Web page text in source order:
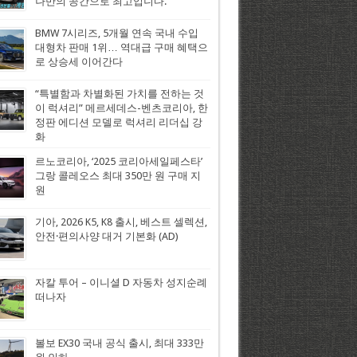
BMW 7시리즈, 5개월 연속 국내 수입
대형차 판매 1위… 역대급 구매 혜택으
로 상승세 이어간다
“특별함과 차별화된 가치를 전하는 것
이 럭셔리” 메르세데스-벤츠코리아, 한
정판 에디션 모델로 럭셔리 리더십 강
화
르노코리아, ‘2025 코리아세일페스타’
그랑 콜레오스 최대 350만 원 구매 지
원
기아, 2026 K5, K8 출시, 베스트 셀렉션,
안전·편의사양 대거 기본화 (AD)
자칼 투어 – 이니셜 D 자동차 성지순례
떠나자
볼보 EX30 국내 공식 출시, 최대 333만